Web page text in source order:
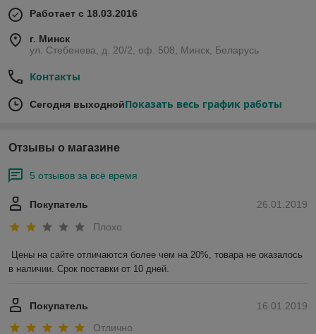
Работает с 18.03.2016
г. Минск
ул. Стебенева, д. 20/2, оф. 508, Минск, Беларусь
Контакты
Сегодня выходнойПоказать весь график работы
Отзывы о магазине
5 отзывов за всё время
26.01.2019
Покупатель
Плохо
Цены на сайте отличаются более чем на 20%, товара не оказалось
в наличии. Срок поставки от 10 дней.
16.01.2019
Покупатель
Отлично